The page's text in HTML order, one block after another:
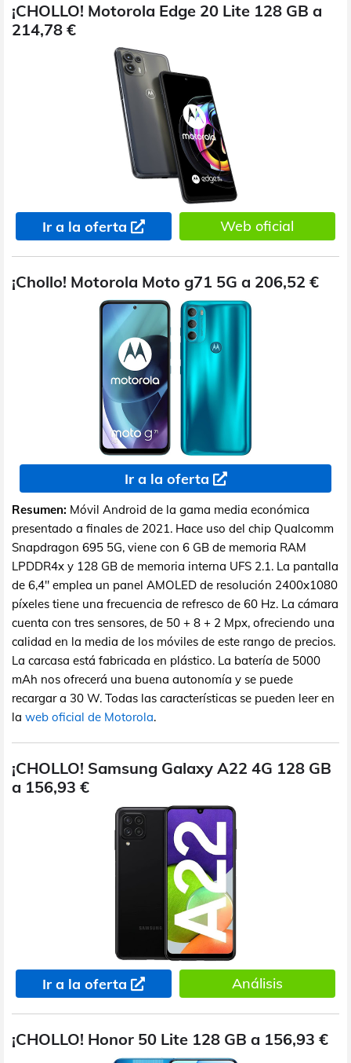
¡CHOLLO! Motorola Edge 20 Lite 128 GB a
214,78 €
Ir a la oferta Web oficial
¡Chollo! Motorola Moto g71 5G a 206,52 €
Ir a la oferta
Resumen: Móvil Android de la gama media económica
presentado a finales de 2021. Hace uso del chip Qualcomm
Snapdragon 695 5G, viene con 6 GB de memoria RAM
LPDDR4x y 128 GB de memoria interna UFS 2.1. La pantalla
de 6,4" emplea un panel AMOLED de resolución 2400x1080
píxeles tiene una frecuencia de refresco de 60 Hz. La cámara
cuenta con tres sensores, de 50 + 8 + 2 Mpx, ofreciendo una
calidad en la media de los móviles de este rango de precios.
La carcasa está fabricada en plástico. La batería de 5000
mAh nos ofrecerá una buena autonomía y se puede
recargar a 30 W. Todas las características se pueden leer en
la web oficial de Motorola.
¡CHOLLO! Samsung Galaxy A22 4G 128 GB
a 156,93 €
Ir a la oferta Análisis
¡CHOLLO! Honor 50 Lite 128 GB a 156,93 €